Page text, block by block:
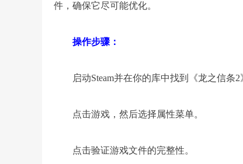
件，确保它尽可能优化。
操作步骤：
启动Steam并在你的库中找到《龙之信条2
点击游戏，然后选择属性菜单。
点击验证游戏文件的完整性。